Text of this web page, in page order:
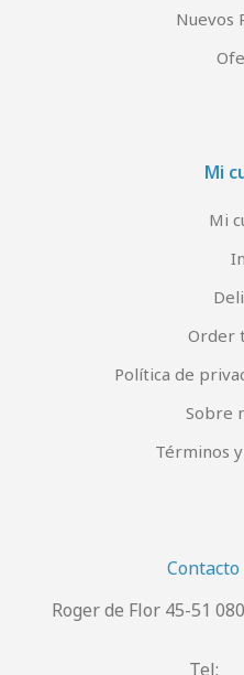
Nuevos
Mi
Mi
Order
Política de
Sobre
Términos
Contacto
Roger de Flor 45-51
Tel: